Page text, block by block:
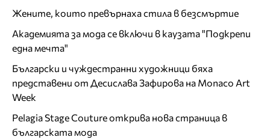
Жените, които превърнаха стила в безсмъртие
Академията за мода се включи в каузата "Подкрепи
една мечта"
Български и чуждестранни художници бяха
представени от Десислава Зафирова на Monaco Art
Week
Pelagia Stage Couture открива нова страница в
българската мода